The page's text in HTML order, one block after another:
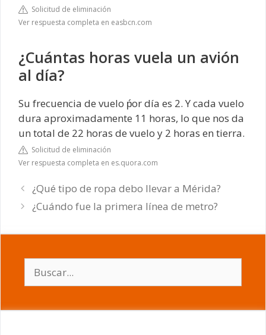
Solicitud de eliminación
Ver respuesta completa en easbcn.com
¿Cuántas horas vuela un avión
al día?
Su frecuencia de vuelo ṕor día es 2. Y cada vuelo
dura aproximadamente 11 horas, lo que nos da
un total de 22 horas de vuelo y 2 horas en tierra.
Solicitud de eliminación
Ver respuesta completa en es.quora.com
¿Qué tipo de ropa debo llevar a Mérida?
¿Cuándo fue la primera línea de metro?